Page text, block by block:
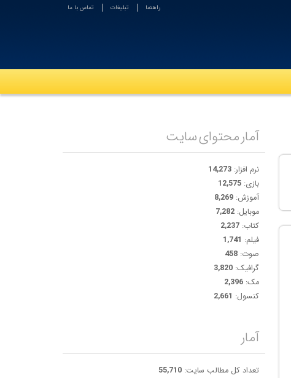
راهنما تبلیغات تماس با ما
آمار محتوای سایت
نرم افزار: 14,273
بازی: 12,575
آموزش: 8,269
موبایل: 7,282
کتاب: 2,237
فیلم: 1,741
صوت: 458
گرافیک: 3,820
مک: 2,396
کنسول: 2,661
آمار
تعداد کل مطالب سایت: 55,710